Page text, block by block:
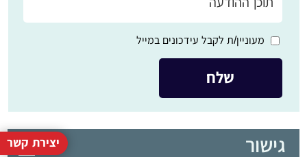
מעוניין/ת לקבל עידכונים במייל
גישור יצירת קשר